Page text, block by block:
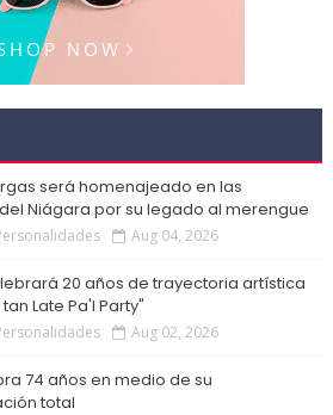
será homenajeado en las
Niágara por su legado al merengue
Aug 04, 2026
20 años de trayectoria artística
Late Pa'l Party"
Aug 02, 2026
74 años en medio de su
total